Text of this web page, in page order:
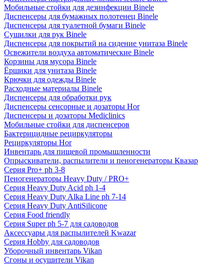
Мобильные стойки для дезинфекции Binele
Диспенсеры для бумажных полотенец Binele
Диспенсеры для туалетной бумаги Binele
Сушилки для рук Binele
Диспенсеры для покрытий на сидение унитаза Binele
Освежители воздуха автоматические Binele
Корзины для мусора Binele
Ёршики для унитаза Binele
Крючки для одежды Binele
Расходные материалы Binele
Диспенсеры для обработки рук
Диспенсеры сенсорные и дозаторы Hor
Диспенсеры и дозаторы Mediclinics
Мобильные стойки для диспенсеров
Бактерицидные рециркуляторы
Рециркуляторы Hor
Инвентарь для пищевой промышленности
Опрыскиватели, распылители и пеногенераторы Квазар
Серия Pro+ ph 3-8
Пеногенераторы Heavy Duty / PRO+
Серия Heavy Duty Acid ph 1-4
Серия Heavy Duty Alka Line ph 7-14
Серия Heavy Duty AntiSilicone
Серия Food friendly
Серия Super ph 5-7 для садоводов
Аксессуары для распылителей Kwazar
Серия Hobby для садоводов
Уборочный инвентарь Vikan
Сгоны и осушители Vikan